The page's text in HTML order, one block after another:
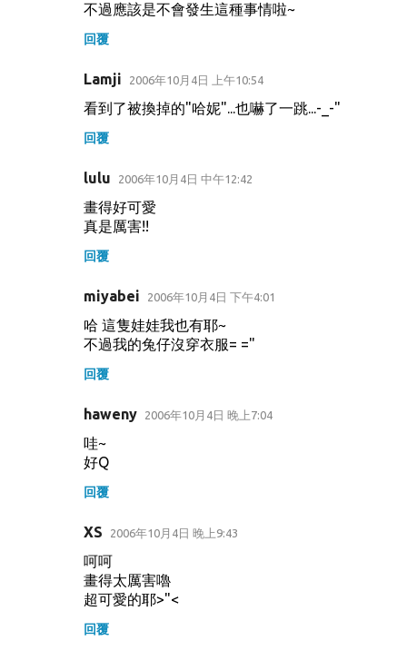
不過應該是不會發生這種事情啦~
回覆
Lamji 2006年10月4日 上午10:54
看到了被換掉的"哈妮"...也嚇了一跳...-_-"
回覆
lulu 2006年10月4日 中午12:42
畫得好可愛
真是厲害!!
回覆
miyabei 2006年10月4日 下午4:01
哈 這隻娃娃我也有耶~
不過我的兔仔沒穿衣服= ="
回覆
haweny 2006年10月4日 晚上7:04
哇~
好Q
回覆
XS 2006年10月4日 晚上9:43
呵呵
畫得太厲害嚕
超可愛的耶>"<
回覆